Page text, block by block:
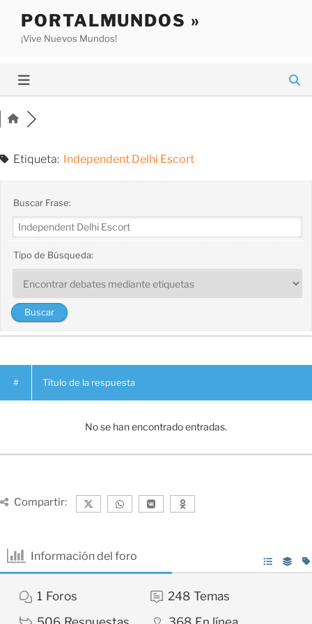
contenido
PORTALMUNDOS »
¡Vive Nuevos Mundos!
Etiqueta: Independent Delhi Escort
Buscar Frase:
Tipo de Búsqueda:
# Título de la respuesta
No se han encontrado entradas.
Compartir:
Información del foro
1 Foros 248 Temas